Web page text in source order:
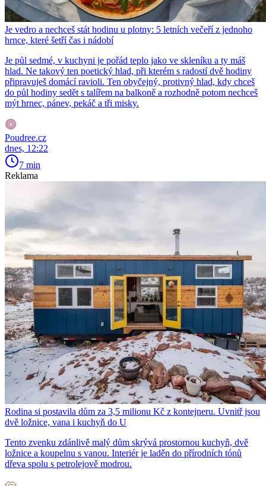
Je vedro a nechceš stát hodinu u plotny: 5 letních večeří z jednoho
hrnce, které šetří čas i nádobí
Je půl sedmé, v kuchyni je pořád teplo jako ve skleníku a ty máš
hlad. Ne takový ten poetický hlad, při kterém s radostí dvě hodiny
připravuješ domácí ravioli. Ten obyčejný, protivný hlad, kdy chceš
do půl hodiny sedět s talířem na balkoně a rozhodně potom nechceš
mýt hrnec, pánev, pekáč a tři misky.
Poudree.cz
dnes, 12:22
7 min
Reklama
Rodina si postavila dům za 3,5 milionu Kč z kontejneru. Uvnitř jsou
dvě ložnice, vana i kuchyň do U
Tento zvenku zdánlivě malý dům skrývá prostornou kuchyň, dvě
ložnice a koupelnu s vanou. Interiér je laděn do přírodních tónů
dřeva spolu s petrolejově modrou.